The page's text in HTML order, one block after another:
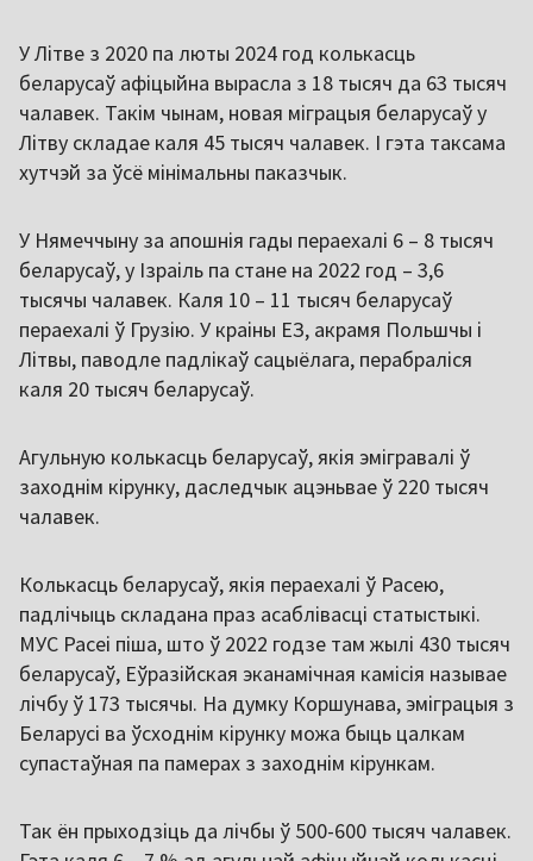
У Літве з 2020 па люты 2024 год колькасць
беларусаў афіцыйна вырасла з 18 тысяч да 63 тысяч
чалавек. Такім чынам, новая міграцыя беларусаў у
Літву складае каля 45 тысяч чалавек. І гэта таксама
хутчэй за ўсё мінімальны паказчык.
У Нямеччыну за апошнія гады пераехалі 6 – 8 тысяч
беларусаў, у Ізраіль па стане на 2022 год – 3,6
тысячы чалавек. Каля 10 – 11 тысяч беларусаў
пераехалі ў Грузію. У краіны ЕЗ, акрамя Польшчы і
Літвы, паводле падлікаў сацыёлага, перабраліся
каля 20 тысяч беларусаў.
Агульную колькасць беларусаў, якія эмігравалі ў
заходнім кірунку, даследчык ацэньвае ў 220 тысяч
чалавек.
Колькасць беларусаў, якія пераехалі ў Расею,
падлічыць складана праз асаблівасці статыстыкі.
МУС Расеі піша, што ў 2022 годзе там жылі 430 тысяч
беларусаў, Еўразійская эканамічная камісія называе
лічбу ў 173 тысячы. На думку Коршунава, эміграцыя з
Беларусі ва ўсходнім кірунку можа быць цалкам
супастаўная па памерах з заходнім кірункам.
Так ён прыходзіць да лічбы ў 500-600 тысяч чалавек.